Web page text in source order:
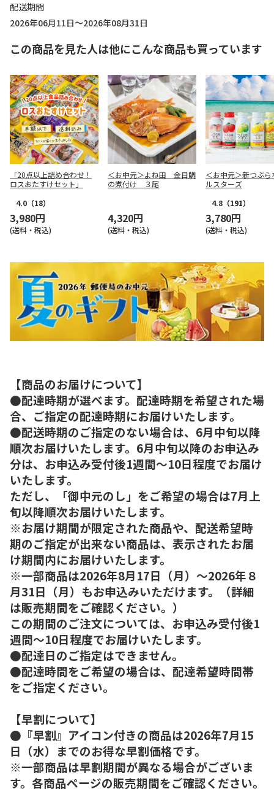
配送期間
2026年06月11日～2026年08月31日
この商品を見た人は他にこんな商品も買っています
「20点以上詰め合わせ！
ロスおたすけセット」
4.0 （18）
3,980円
(送料・税込)
＜お中元＞よね田 金目鯛
の煮付け ３尾
4,320円
(送料・税込)
＜お中元＞新つぶら
ルスターズ
4.8 （191）
3,780円
(送料・税込)
【商品のお届けについて】
●配達時期が選べます。配達時期を希望された場
合、ご指定の配達時期にお届けいたします。
●配送時期のご指定のない場合は、6月中旬以降
順次お届けいたします。6月中旬以降のお申込み
分は、お申込み受付後1週間～10日程度でお届け
いたします。
ただし、「御中元のし」をご希望の場合は7月上
旬以降順次お届けいたします。
※お届け期間が限定された商品や、配送希望時
期のご指定が出来ない商品は、表示されたお届
け期間内にお届けいたします。
※一部商品は2026年8月17日（月）～2026年８
月31日（月）もお申込みいただけます。（詳細
は販売期間をご確認ください。）
この期間のご注文については、お申込み受付後1
週間～10日程度でお届けいたします。
●配達日のご指定はできません。
●配達時間をご希望の場合は、配達希望時間帯
をご指定ください。
【早割について】
●『早割』アイコン付きの商品は2026年7月15
日（水）までのお得な早割価格です。
※一部商品は早割期間が異なる場合がございま
す。各商品ページの販売期間をご確認ください。